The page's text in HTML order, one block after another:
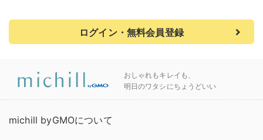
ログイン・無料会員登録
おしゃれもキレイも、
明日のワタシにちょうどいい
michill byGMOについて